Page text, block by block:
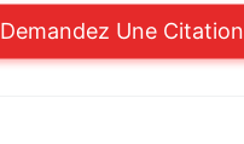
Demandez Une Citation